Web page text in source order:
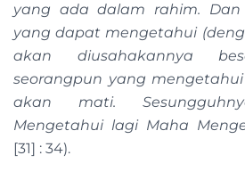
yang ada dalam rahim. Dan
yang dapat mengetahui
akan diusahakannya
seorangpun yang
akan mati.
Mengetahui lagi Maha
[31] : 34).